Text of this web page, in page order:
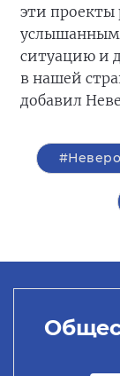
эти проекты
ситуацию и
в нашей
добавил